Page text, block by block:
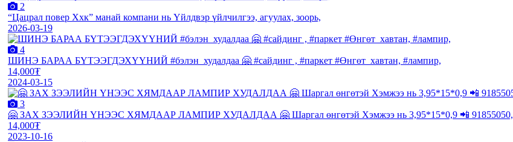
2
“Цацрал повер Ххк” манай компани нь Үйлдвэр үйлчилгээ, агуулах, зоорь,
2026-03-19
4
ШИНЭ БАРАА БҮТЭЭГДЭХҮҮНИЙ #бэлэн_худалдаа 🤗 #сайдинг , #паркет #Өнгөт_хавтан, #лампир,
14,000₮
2024-03-15
3
🤗 ЗАХ ЗЭЭЛИЙН ҮНЭЭС ХЯМДААР ЛАМПИР ХУДАЛДАА 🤗 Шаргал өнгөтэй Хэмжээ нь 3,95*15*0,9 📲 91855050,
14,000₮
2023-10-16